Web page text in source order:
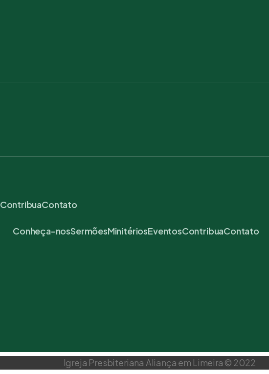
ContribuaContato
Conheça-nosSermõesMinitériosEventosContribuaContato
Igreja Presbiteriana Aliança em Limeira © 2022